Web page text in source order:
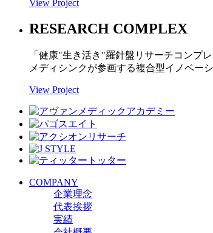
View Project
RESEARCH COMPLEX
「健康"生き活き"羅針盤リサーチコンプ
メディシンクが参画する複合型イノベー
View Project
COMPANY
企業理念
代表挨拶
実績